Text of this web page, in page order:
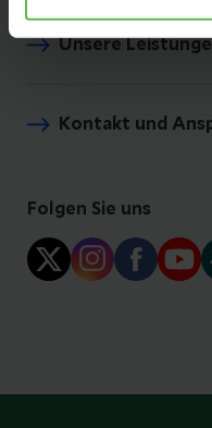
Unsere
Kontakt und
Folgen Sie uns